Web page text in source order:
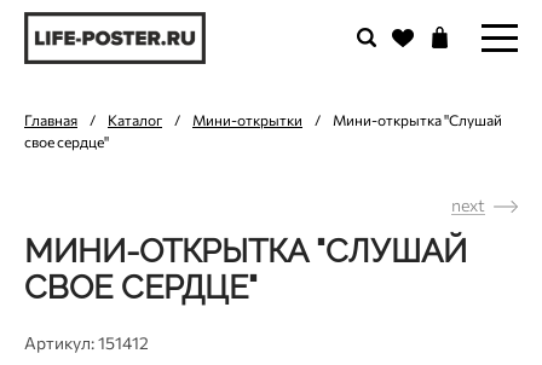
Главная / Каталог / Мини-открытки /
Мини-открытка "Слушай
свое сердце"
next
МИНИ-ОТКРЫТКА "СЛУШАЙ
СВОЕ СЕРДЦЕ"
Артикул: 151412